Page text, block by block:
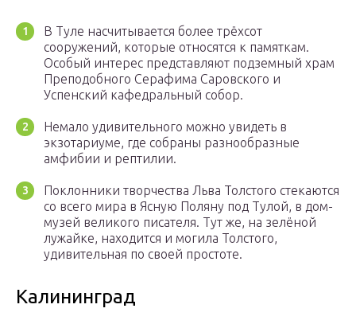
В Туле насчитывается более трёхсот
сооружений, которые относятся к памяткам.
Особый интерес представляют подземный храм
Преподобного Серафима Саровского и
Успенский кафедральный собор.
Немало удивительного можно увидеть в
экзотариуме, где собраны разнообразные
амфибии и рептилии.
Поклонники творчества Льва Толстого стекаются
со всего мира в Ясную Поляну под Тулой, в дом-
музей великого писателя. Тут же, на зелёной
лужайке, находится и могила Толстого,
удивительная по своей простоте.
Калининград